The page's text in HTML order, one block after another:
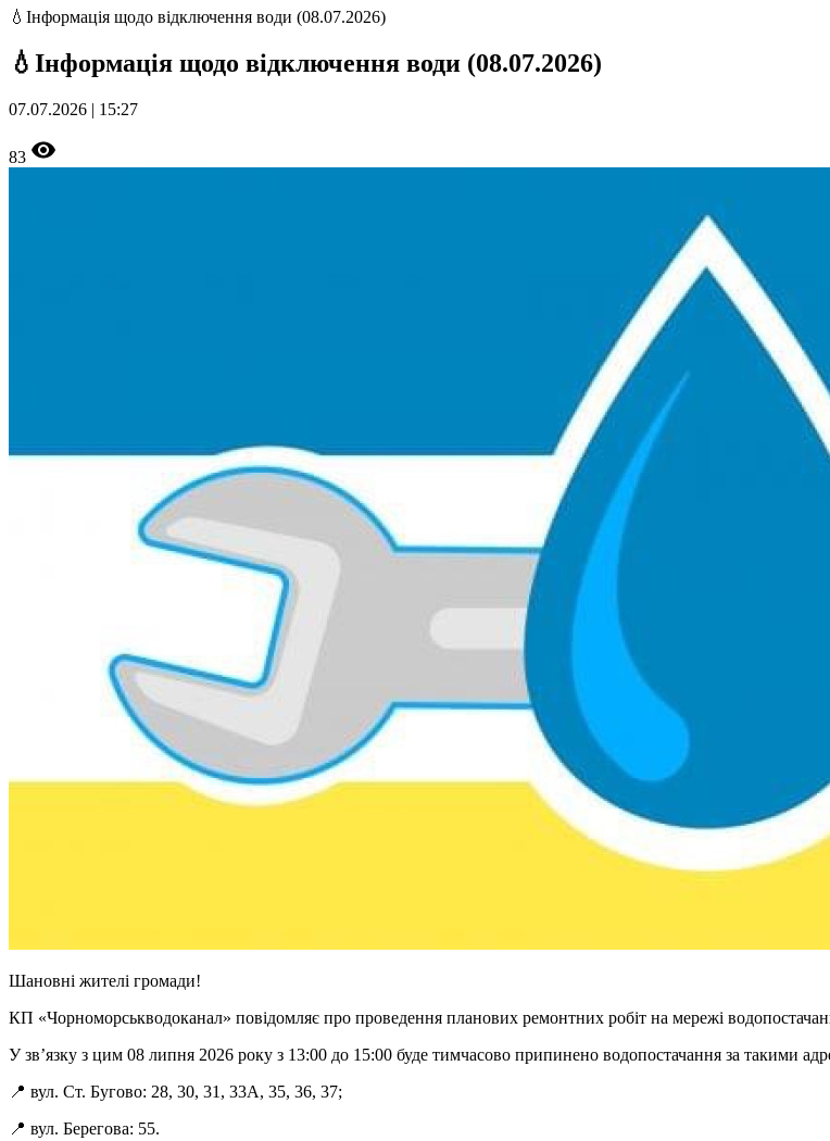
💧Інформація щодо відключення води (08.07.2026)
💧Інформація щодо відключення води (08.07.2026)
07.07.2026 | 15:27
83
Шановні жителі громади!
КП «Чорноморськводоканал» повідомляє про проведення планових ремонтних робіт на мережі
У зв’язку з цим 08 липня 2026 року з 13:00 до 15:00 буде тимчасово припинено водопостачання за такими
📍 вул. Ст. Бугово: 28, 30, 31, 33А, 35, 36, 37;
📍 вул. Берегова: 55.